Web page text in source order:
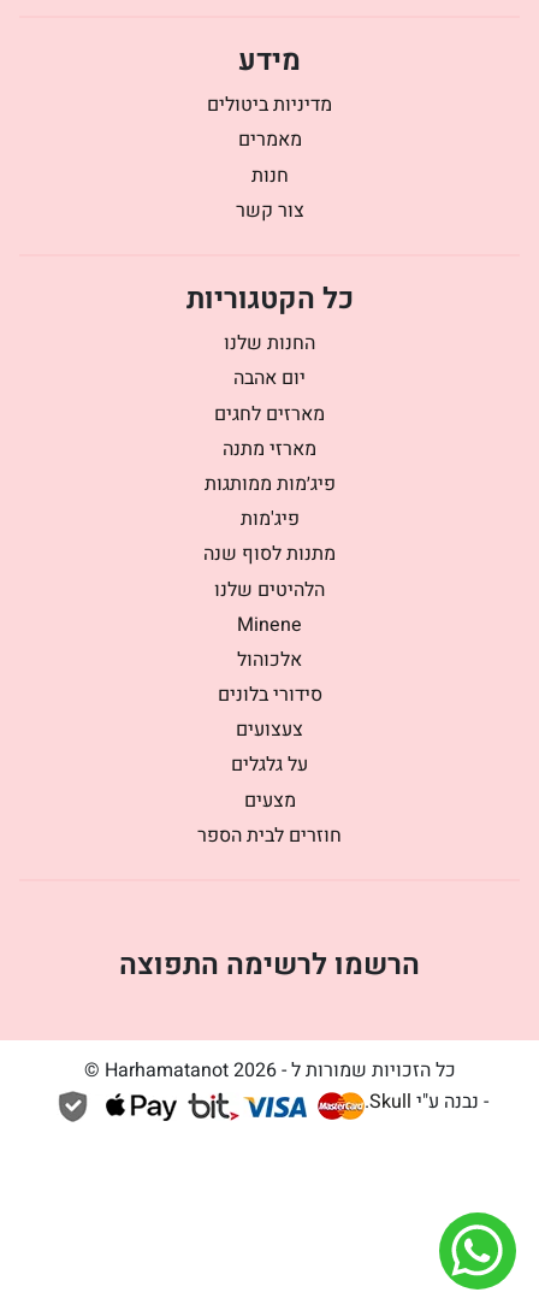
מידע
מדיניות ביטולים
מאמרים
חנות
צור קשר
כל הקטגוריות
החנות שלנו
יום אהבה
מארזים לחגים
מארזי מתנה
פיג׳מות ממותגות
פיג'מות
מתנות לסוף שנה
הלהיטים שלנו
Minene
אלכוהול
סידורי בלונים
צעצועים
על גלגלים
מצעים
חוזרים לבית הספר
הרשמו לרשימה התפוצה
כל הזכויות שמורות ל - Harhamatanot 2026 ©
- נבנה ע"י Skull
.